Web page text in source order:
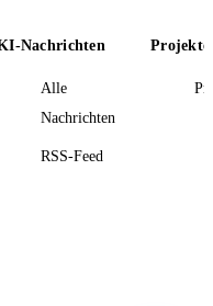
Nachrichten
Alle
Nachrichten
RSS-Feed
Projekte